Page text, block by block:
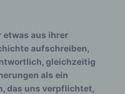
etwas aus ihrer
aufschreiben,
gleichzeitig
als ein
das uns verpflichtet,